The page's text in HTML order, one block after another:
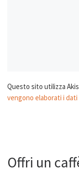
Questo sito utilizza
vengono elaborati i
Offri un